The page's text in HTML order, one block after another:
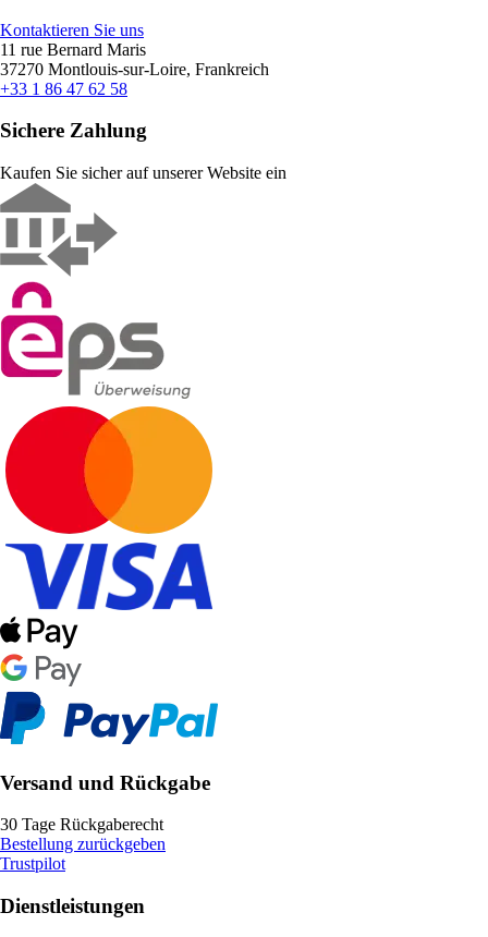
Kontaktieren Sie uns
11 rue Bernard Maris
37270 Montlouis-sur-Loire, Frankreich
+33 1 86 47 62 58
Sichere Zahlung
Kaufen Sie sicher auf unserer Website ein
Versand und Rückgabe
30 Tage Rückgaberecht
Bestellung zurückgeben
Trustpilot
Dienstleistungen